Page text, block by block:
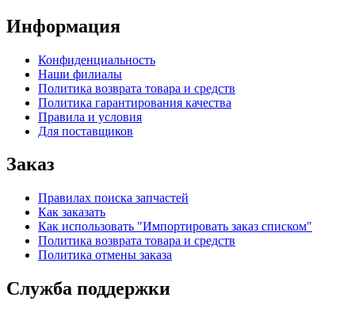
Информация
Конфиденциальность
Наши филиалы
Политика возврата товара и средств
Политика гарантирования качества
Правила и условия
Для поставщиков
Заказ
Правилах поиска запчастей
Как заказать
Как использовать "Импортировать заказ списком"
Политика возврата товара и средств
Политика отмены заказа
Служба поддержки